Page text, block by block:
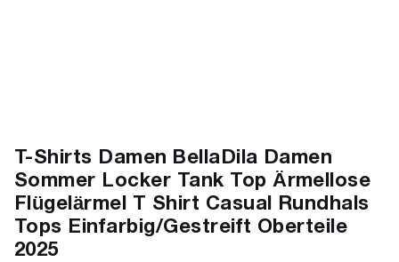
T-Shirts Damen BellaDila Damen
Sommer Locker Tank Top Ärmellose
Flügelärmel T Shirt Casual Rundhals
Tops Einfarbig/Gestreift Oberteile
2025